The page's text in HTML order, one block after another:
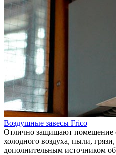
Воздушные завесы Frico
Отлично защищают помещение
холодного воздуха, пыли,
дополнительным источником